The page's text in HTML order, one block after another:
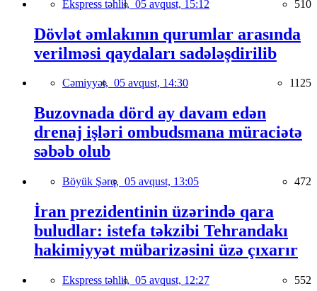
Ekspress təhlil, 05 avqust, 15:12 510
Dövlət əmlakının qurumlar arasında
verilməsi qaydaları sadələşdirilib
Cəmiyyət, 05 avqust, 14:30 1125
Buzovnada dörd ay davam edən
drenaj işləri ombudsmana müraciətə
səbəb olub
Böyük Şərq, 05 avqust, 13:05 472
İran prezidentinin üzərində qara
buludlar: istefa təkzibi Tehrandakı
hakimiyyət mübarizəsini üzə çıxarır
Ekspress təhlil, 05 avqust, 12:27 552